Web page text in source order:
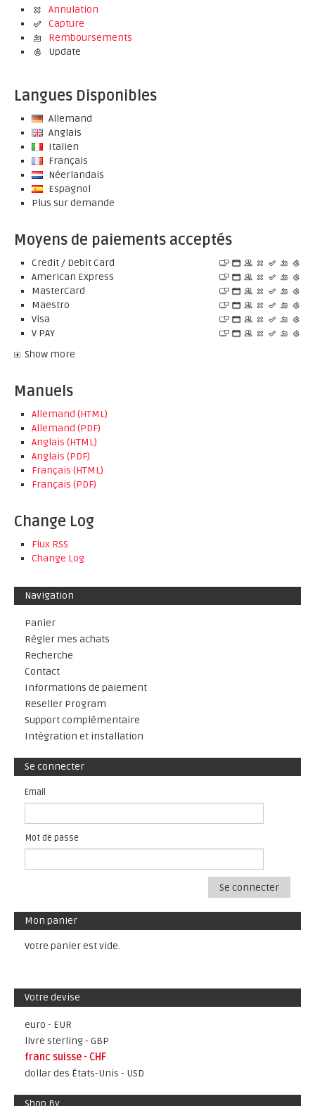
Annulation
Capture
Remboursements
Update
Langues Disponibles
Allemand
Anglais
Italien
Français
Néerlandais
Espagnol
Plus sur demande
Moyens de paiements acceptés
Credit / Debit Card
American Express
MasterCard
Maestro
Visa
V PAY
Show more
Manuels
Allemand (HTML)
Allemand (PDF)
Anglais (HTML)
Anglais (PDF)
Français (HTML)
Français (PDF)
Change Log
Flux RSS
Change Log
Navigation
Panier
Régler mes achats
Recherche
Contact
Informations de paiement
Reseller Program
Support complémentaire
Intégration et installation
Se connecter
Email
Mot de passe
Se connecter
Mon panier
Votre panier est vide.
Votre devise
euro - EUR
livre sterling - GBP
franc suisse - CHF
dollar des États-Unis - USD
Shop By